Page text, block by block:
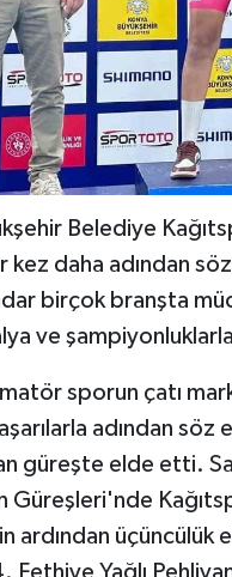
Belediye
kez daha adından
birçok branşta
ve
sporun çatı
adından söz
güreşte elde etti.
Güreşleri'nde
ardından üçüncülük
Fethiye Yağlı